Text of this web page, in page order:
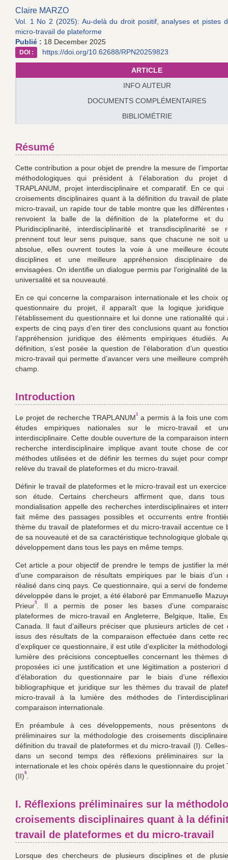
Claire MARZO
Vol. 1 No 2 (2025): Au-delà du droit positif, analyses et pistes
micro-travail de plateforme
Publié : 18 December 2025
DOI : https://doi.org/10.62688/RPN20259823
ARTICLE
INFO AUTEUR
DOCUMENTS COMPLÉMENTAIRES
BIBLIOMÉTRIE
Résumé
Cette contribution a pour objet de prendre la mesure de
méthodologiques qui président à l’élaboration du projet
TRAPLANUM, projet interdisciplinaire et comparatif. En ce qui
croisements disciplinaires quant à la définition du travail de
micro-travail, un rapide tour de table montre que les différentes
renvoient la balle de la définition de la plateforme et du
Pluridisciplinarité, interdisciplinarité et transdisciplinarité se
prennent tout leur sens puisque, sans que chacune ne soit
absolue, elles ouvrent toutes la voie à une meilleure
disciplines et une meilleure appréhension disciplinaire
envisagées. On identifie un dialogue permis par l’originalité de
universalité et sa nouveauté.
En ce qui concerne la comparaison internationale et les choix
questionnaire du projet, il apparaît que la logique
l’établissement du questionnaire et lui donne une rationalité qui
experts de cinq pays d’en tirer des conclusions quant au
l’appréhension juridique des éléments empiriques étudiés.
définition, s’est posée la question de l’élaboration d’un
micro-travail qui permette d’avancer vers une meilleure
champ.
Introduction
Le projet de recherche TRAPLANUM1a permis à la fois une
études empiriques nationales sur le micro-travail et
interdisciplinaire. Cette double ouverture de la comparaison
recherche interdisciplinaire implique avant toute chose de
méthodes utilisées et de définir les termes du sujet pour
relève du travail de plateformes et du micro-travail.
Définir le travail de plateformes et le micro-travail est un
son étude. Certains chercheurs affirment que, dans
mondialisation appelle des recherches interdisciplinaires et
fait même des passages possibles et occurrents entre
thème du travail de plateformes et du micro-travail accentue ce
de sa nouveauté et de sa caractéristique technologique globale
développement dans tous les pays en même temps.
Cet article a pour objectif de prendre le temps de justifier la
d’une comparaison de résultats empiriques par le biais d’un
réalisé dans cinq pays. Ce questionnaire, qui a servi de
développée dans le projet, a été élaboré par Emmanuelle
Prieur3
. Il a permis de poser les bases d’une
plateformes de micro-travail en Angleterre, Belgique, Italie,
Canada. Il faut d’ailleurs préciser que plusieurs articles de cet
issus des résultats de la comparaison effectuée dans cette
d’expliquer ce questionnaire, il est utile d’expliciter la
lumière des précisions conceptuelles concernant les thèmes
proposées ici une justification et une légitimation a posteriori
d’élaboration du questionnaire par le biais d’une
bibliographique et juridique sur les thèmes du travail de
micro-travail à la lumière des méthodes de
comparaison internationale.
En préambule à ces développements, nous présentons
préliminaires sur la méthodologie des croisements
définition du travail de plateformes et du micro-travail (I).
dans un second temps des réflexions préliminaires sur la
internationale et les choix opérés dans le questionnaire du projet
(II)5.
I. Réflexions préliminaires sur la
croisements disciplinaires quant à la
travail de plateformes et du micro-travail
Lorsque des chercheurs de plusieurs disciplines et de